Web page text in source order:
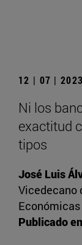
12 | 07 | 2023
Ni los
exactitud
tipos
José Luis
Vicedecano
Económicas
Publicado